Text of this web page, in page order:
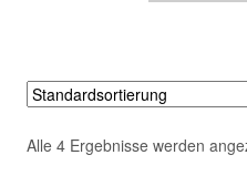
Alle 4 Ergebnisse werden